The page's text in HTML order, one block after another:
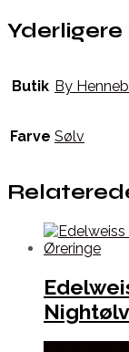
Butik By
Farve Sølv